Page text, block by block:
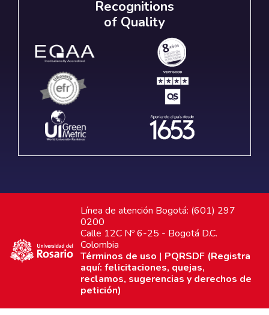
Recognitions
of Quality
Línea de atención Bogotá: (601) 297
0200
Calle 12C Nº 6-25 - Bogotá D.C.
Colombia
Términos de uso | PQRSDF (Registra
aquí: felicitaciones, quejas,
reclamos, sugerencias y derechos de
petición)